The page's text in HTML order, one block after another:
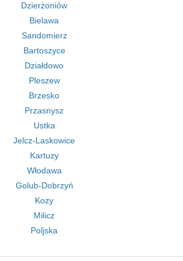
Dzierżoniów
Bielawa
Sandomierz
Bartoszyce
Działdowo
Pleszew
Brzesko
Przasnysz
Ustka
Jelcz-Laskowice
Kartuzy
Włodawa
Golub-Dobrzyń
Kozy
Milicz
Poljska